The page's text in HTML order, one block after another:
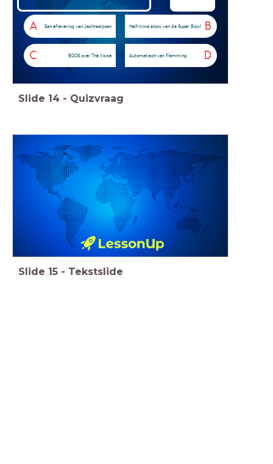
A Een aflevering van Jachtseizoen B
Half-time show van de Super Bowl
C BOOS over The Voice D
Automatisch van Flemming
Slide 14 - Quizvraag
Slide 15 - Tekstslide